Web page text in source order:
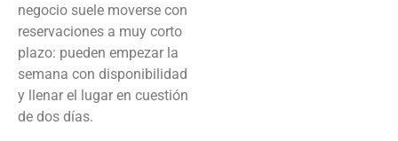
negocio suele moverse con
reservaciones a muy corto
plazo: pueden empezar la
semana con disponibilidad
y llenar el lugar en cuestión
de dos días.